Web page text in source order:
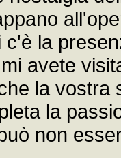
la
avete
la
la
non